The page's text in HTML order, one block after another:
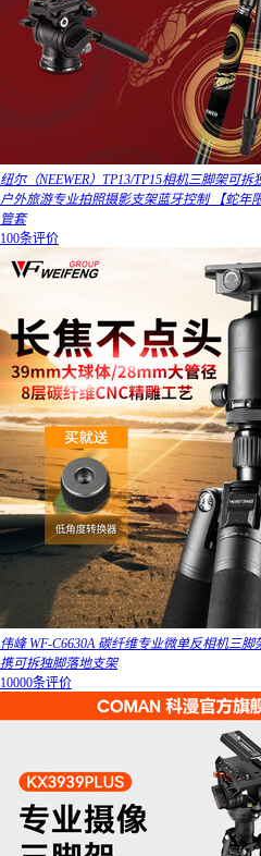
纽尔（NEEWER）TP13/TP15相机三脚架可
户外旅游专业拍照摄影支架蓝牙控制 【蛇年
管套
100条评价
伟峰 WF-C6630A 碳纤维专业微单反相机三
携可拆独脚落地支架
10000条评价